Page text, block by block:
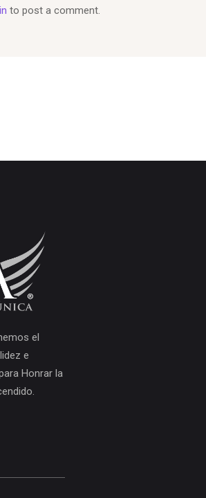
to post a comment.
el
e
Honrar la